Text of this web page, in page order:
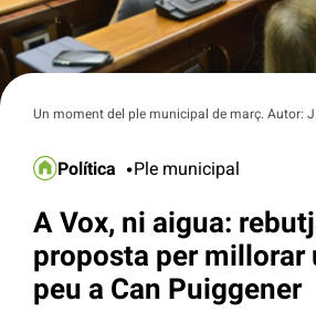
Un moment del ple municipal de març. Autor:
Política Ple municipal
A Vox, ni aigua:
proposta per millorar
peu a Can Puiggener